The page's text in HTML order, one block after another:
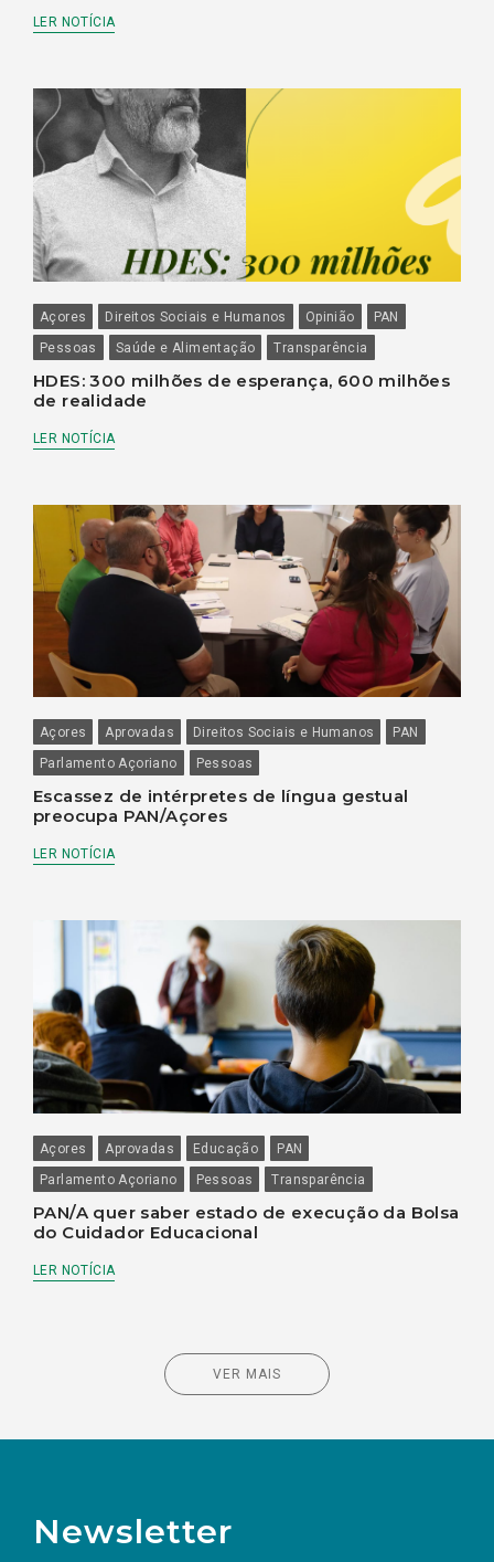
LER NOTÍCIA
Açores Direitos Sociais e Humanos Opinião
PAN
Pessoas
Saúde e Alimentação Transparência
HDES: 300 milhões de esperança, 600 milhões
de realidade
LER NOTÍCIA
Açores Aprovadas Direitos Sociais e Humanos
PAN
Parlamento Açoriano
Pessoas
Escassez de intérpretes de língua gestual
preocupa PAN/Açores
LER NOTÍCIA
Açores Aprovadas Educação
PAN
Parlamento Açoriano
Pessoas Transparência
PAN/A quer saber estado de execução da Bolsa
do Cuidador Educacional
LER NOTÍCIA
VER MAIS
Newsletter